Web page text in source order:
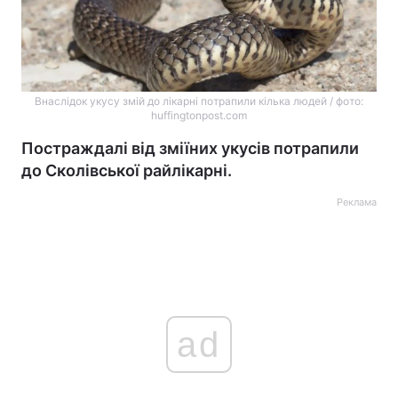
Внаслідок укусу змій до лікарні потрапили кілька людей / фото:
huffingtonpost.com
Постраждалі від зміїних укусів потрапили
до Сколівської райлікарні.
Реклама
ad